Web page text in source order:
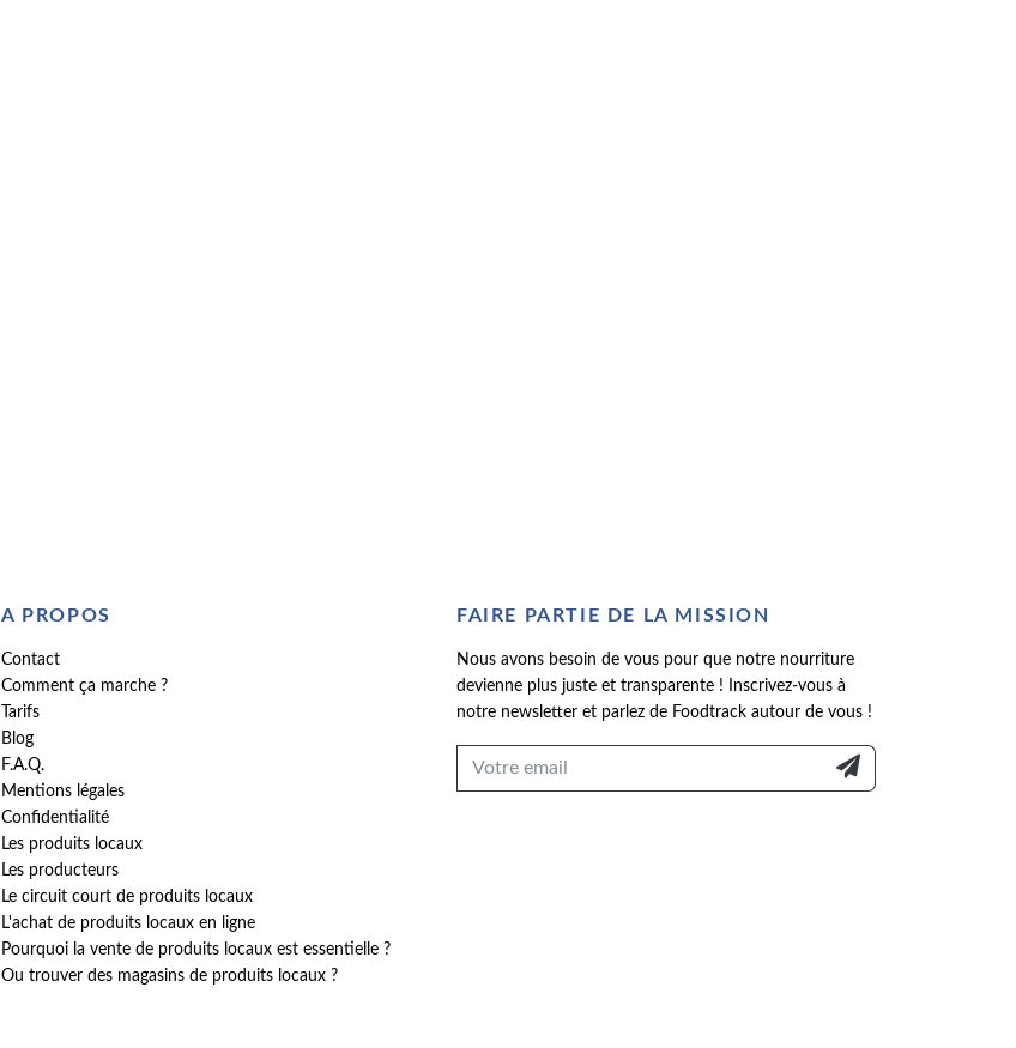
A PROPOS
Contact
Comment ça marche ?
Tarifs
Blog
F.A.Q.
Mentions légales
Confidentialité
Les produits locaux
Les producteurs
Le circuit court de produits locaux
L'achat de produits locaux en ligne
Pourquoi la vente de produits locaux est essentielle ?
Ou trouver des magasins de produits locaux ?
FAIRE PARTIE DE LA MISSION
Nous avons besoin de vous pour que notre nourriture
devienne plus juste et transparente ! Inscrivez-vous à
notre newsletter et parlez de Foodtrack autour de vous !